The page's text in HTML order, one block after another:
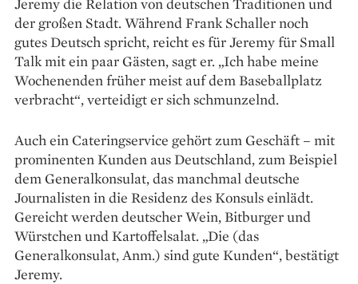
der großen Stadt. Während Frank Schaller noch
gutes Deutsch spricht, reicht es für Jeremy für Small
Talk mit ein paar Gästen, sagt er. „Ich habe meine
Wochenenden früher meist auf dem Baseballplatz
verbracht“, verteidigt er sich schmunzelnd.
Auch ein Cateringservice gehört zum Ge­schäft – mit
prominenten Kunden aus Deutschland, zum Beispiel
dem Generalkonsulat, das manchmal deutsche
Journalisten in die Residenz des Konsuls einlädt.
Gereicht werden deutscher Wein, Bitburger und
Würstchen und Kartoffel­salat. „Die (das
Generalkonsulat, Anm.) sind gute Kunden“, bestätigt
Jeremy.